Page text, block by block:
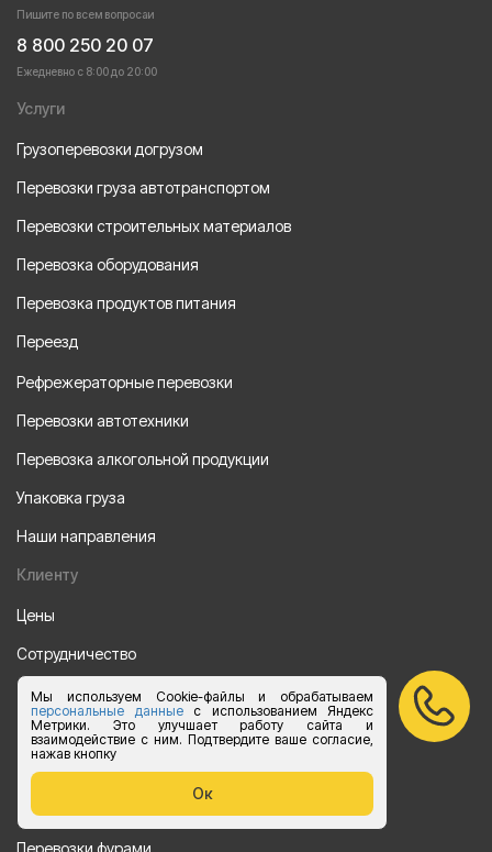
Мы используем Cookie-файлы и обрабатываем
персональные данныес использованием Яндекс
Метрики. Это улучшает работу сайта и
взаимодействие с ним. Подтвердите ваше согласие,
нажав кнопку
Ок
Пишите по всем вопросаи
8 800 250 20 07
Ежедневно с 8:00 до 20:00
Услуги
Грузоперевозки догрузом
Перевозки груза автотранспортом
Перевозки строительных материалов
Перевозка оборудования
Перевозка продуктов питания
Переезд
Рефрежераторные перевозки
Перевозки автотехники
Перевозка алкогольной продукции
Упаковка груза
Наши направления
Клиенту
Цены
Сотрудничество
Отзывы
Партнеры
Акции
Перевозки
Перевозки фурами